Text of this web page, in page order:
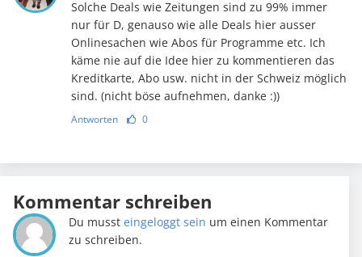
Solche Deals wie Zeitungen sind zu 99% immer
nur für D, genauso wie alle Deals hier ausser
Onlinesachen wie Abos für Programme etc. Ich
käme nie auf die Idee hier zu kommentieren das
Kreditkarte, Abo usw. nicht in der Schweiz möglich
sind. (nicht böse aufnehmen, danke :))
Antworten 0
Kommentar schreiben
Du mussteingeloggt sein um einen Kommentar
zu schreiben.